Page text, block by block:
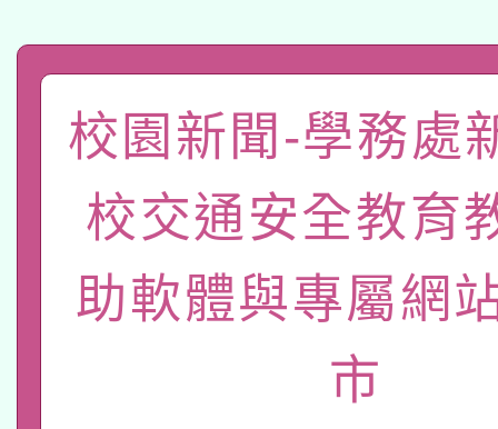
「數位內容與教學軟體
pilot」
有關大陸委員會函釋公
薪期間赴陸應申請許可
轉知經濟部水利署委託
業技術研究院辦理「
用水績優單位及節水達
115年8月22日(星期六
桃園市孔廟祈福系列
開 智慧啟航」
2026年桃園地景藝術
「2026桃園藝術巡演
適應運動共學行動站研
校園新聞-學務處
校交通安全教育
助軟體與專屬網
市